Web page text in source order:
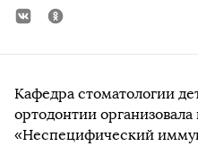
Кафедра стоматологии
ортодонтии
«Неспецифический